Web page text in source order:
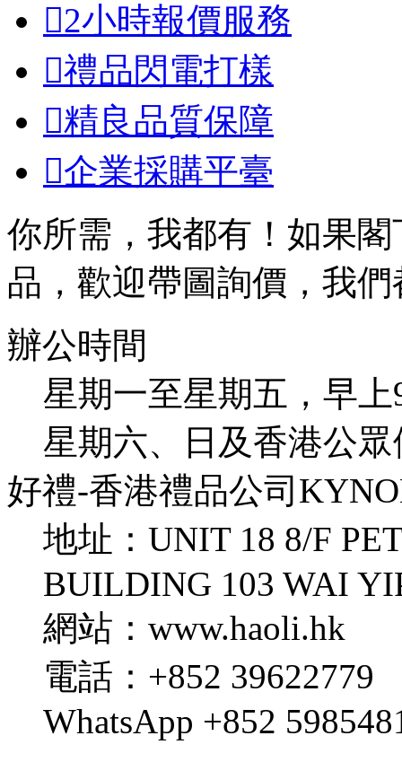
2小時報價服務
禮品閃電打樣
精良品質保障
企業採購平臺
你所需，我都有！如果
品，歡迎帶圖詢價，我
辦公時間
星期一至星期五，早上
星期六、日及香港公
好禮-香港禮品公司
地址：UNIT 18 8/F
BUILDING 103 WAI
網站：www.haoli.hk
電話：+852 39622779
WhatsApp +852